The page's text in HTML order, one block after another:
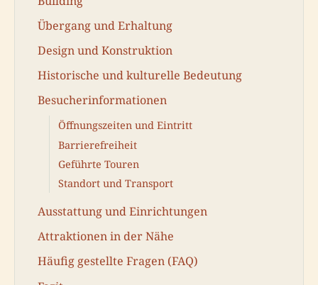
Übergang und Erhaltung
Design und Konstruktion
Historische und kulturelle Bedeutung
Besucherinformationen
Öffnungszeiten und Eintritt
Barrierefreiheit
Geführte Touren
Standort und Transport
Ausstattung und Einrichtungen
Attraktionen in der Nähe
Häufig gestellte Fragen (FAQ)